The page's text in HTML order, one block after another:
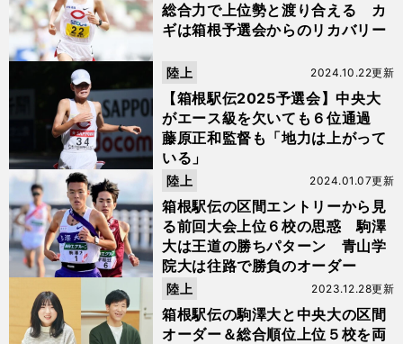
総合力で上位勢と渡り合える カ
ギは箱根予選会からのリカバリー
【箱根駅伝2025予選会】中央大
がエース級を欠いても６位通過
藤原正和監督も「地力は上がって
いる」
2024.10.22更新
陸上
箱根駅伝の区間エントリーから見
る前回大会上位６校の思惑 駒澤
大は王道の勝ちパターン 青山学
院大は往路で勝負のオーダー
2024.01.07更新
陸上
箱根駅伝の駒澤大と中央大の区間
オーダー＆総合順位上位５校を両
2023.12.28更新
陸上